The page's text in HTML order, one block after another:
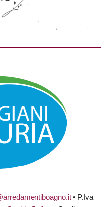
• P.Iva